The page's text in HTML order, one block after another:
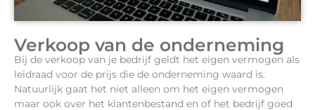
Verkoop van de onderneming
Bij de verkoop van je bedrijf geldt het eigen vermogen als
leidraad voor de prijs die de onderneming waard is.
Natuurlijk gaat het niet alleen om het eigen vermogen
maar ook over het klantenbestand en of het bedrijf goed